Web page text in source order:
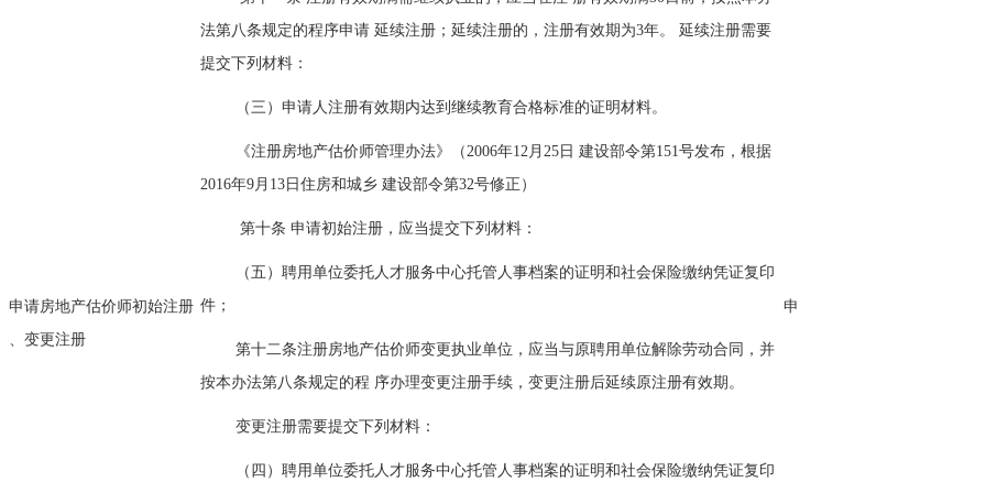
法第八条规定的程序申请 延续注册；延续注册的，注册有效期为3年。 延续注册需要
提交下列材料：
（三）申请人注册有效期内达到继续教育合格标准的证明材料。
申请房地产估价师初始注册
、变更注册
《注册房地产估价师管理办法》（2006年12月25日 建设部令第151号发布，根据
2016年9月13日住房和城乡 建设部令第32号修正）
第十条 申请初始注册，应当提交下列材料：
（五）聘用单位委托人才服务中心托管人事档案的证明和社会保险缴纳凭证复印
件；
第十二条注册房地产估价师变更执业单位，应当与原聘用单位解除劳动合同，并
按本办法第八条规定的程 序办理变更注册手续，变更注册后延续原注册有效期。
变更注册需要提交下列材料：
（四）聘用单位委托人才服务中心托管人事档案的证明和社会保险缴纳凭证复印
申请人不再提交。